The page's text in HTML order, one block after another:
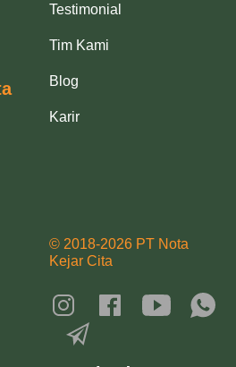
Testimonial
Tim Kami
Blog
Karir
© 2018-2026 PT Nota
Kejar Cita